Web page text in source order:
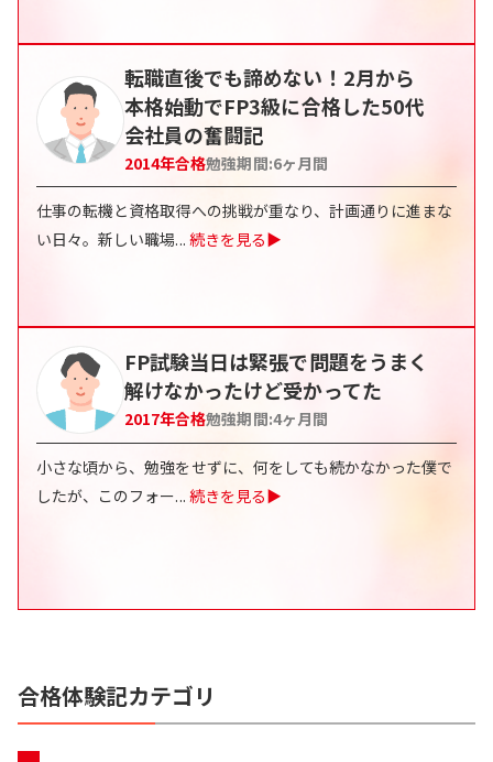
転職直後でも諦めない！2月から
本格始動でFP3級に合格した50代
会社員の奮闘記
2014年合格勉強期間:6ヶ月間
仕事の転機と資格取得への挑戦が重なり、計画通りに進まな
い日々。新しい職場... 続きを見る▶
FP試験当日は緊張で問題をうまく
解けなかったけど受かってた
2017年合格勉強期間:4ヶ月間
小さな頃から、勉強をせずに、何をしても続かなかった僕で
したが、このフォー... 続きを見る▶
合格体験記カテゴリ